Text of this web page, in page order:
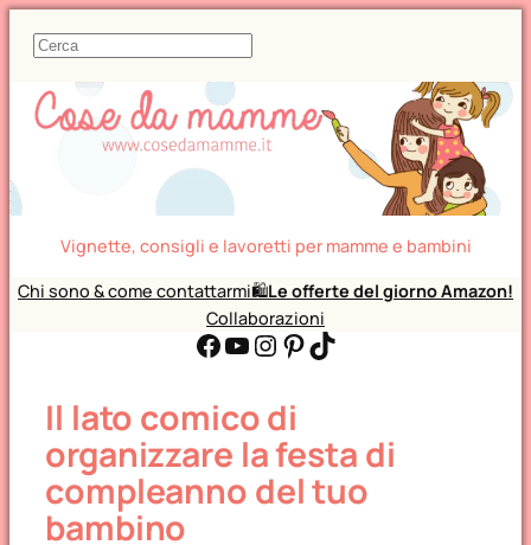
C
r
c
Vignette, consigli e lavoretti per mamme e bambini
Chi sono & come contattarmi🛍️Le offerte del giorno Amazon!
Collaborazioni
Facebook YouTube Instagram Pinterest TikTok
Il lato comico di
organizzare la festa di
compleanno del tuo
bambino